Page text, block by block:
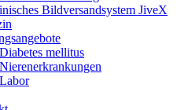
Bildversandsystem JiveX
Diabetes mellitus
Nierenerkrankungen
Labor